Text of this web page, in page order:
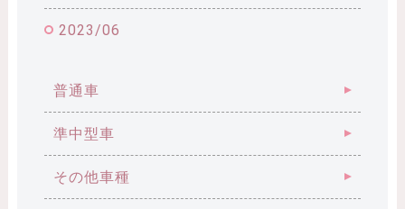
2023/06
普通車
準中型車
その他車種